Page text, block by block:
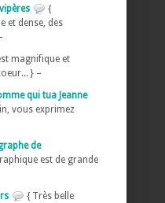
{
et dense, des
magnifique et
} –
qui tua Jeanne
vous exprimez
de
est de grande
{ Très belle